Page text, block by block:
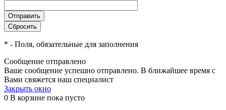
* - Поля, обязательные для заполнения
Сообщение отправлено
Ваше сообщение успешно отправлено. В ближайшее время с
Вами свяжется наш специалист
Закрыть окно
0 В корзине пока пусто